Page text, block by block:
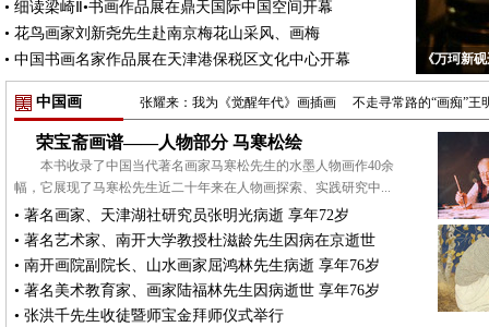
•细读梁崎Ⅱ•书画作品展在鼎天国际中国空间开幕
•花鸟画家刘新尧先生赴南京梅花山采风、画梅
•中国书画名家作品展在天津港保税区文化中心开幕 《万珂新
中国画 张耀来：我为《觉醒年代》画插画 不走寻常路的“画痴”王
荣宝斋画谱——人物部分 马寒松绘
本书收录了中国当代著名画家马寒松先生的水墨人物画作40余
幅，它展现了马寒松先生近二十年来在人物画探索、实践研究中...
•著名画家、天津湖社研究员张明光病逝 享年72岁
•著名艺术家、南开大学教授杜滋龄先生因病在京逝世
•南开画院副院长、山水画家屈鸿林先生病逝 享年76岁
•著名美术教育家、画家陆福林先生因病逝世 享年76岁
•张洪千先生收徒暨师宝金拜师仪式举行